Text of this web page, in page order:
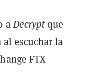
aDecryptque
al escuchar la
FTX